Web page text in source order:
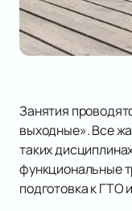
Занятия
выходные». Все
таких
функциональные
подготовка к ГТО